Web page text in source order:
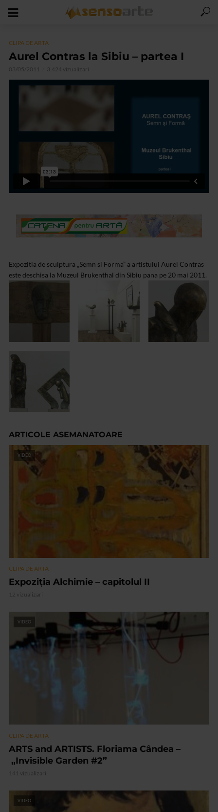
CLIPA DE ARTA
Aurel Contras la Sibiu – partea I
03/05/2011 3.424 vizualizari
Expozitia de sculptura „Semn si Forma” a artistului Aurel Contras
este deschisa la Muzeul Brukenthal din Sibiu pana pe 20 mai 2011.
ARTICOLE ASEMANATOARE
VIDEO
CLIPA DE ARTA
Expoziția Alchimie – capitolul II
12 vizualizari
VIDEO
CLIPA DE ARTA
ARTS and ARTISTS. Floriama Cândea –
„Invisible Garden #2”
141 vizualizari
VIDEO